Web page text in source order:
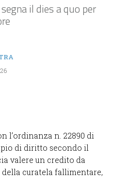
il dies a quo per
l’ordinanza n. 22890 di
di diritto secondo il
valere un credito da
curatela fallimentare,